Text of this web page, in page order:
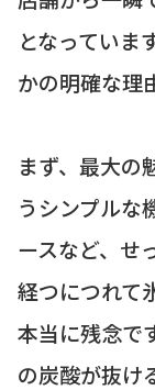
となっていま
かの明確な理
まず、最大の
うシンプルな
ースなど、せ
経つにつれて
本当に残念で
の炭酸が抜け